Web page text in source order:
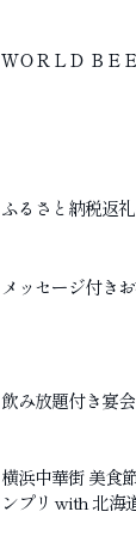
ＷＯＲＬＤ ＢＥ
ふるさと納税返
メッセージ付き
飲み放題付き宴
横浜中華街 美食
ンプリ with 北海